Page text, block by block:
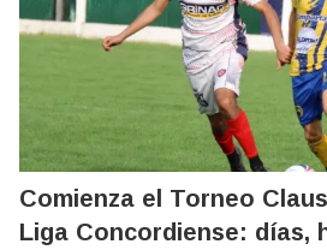
Comienza el Torneo
Liga Concordiense: días,